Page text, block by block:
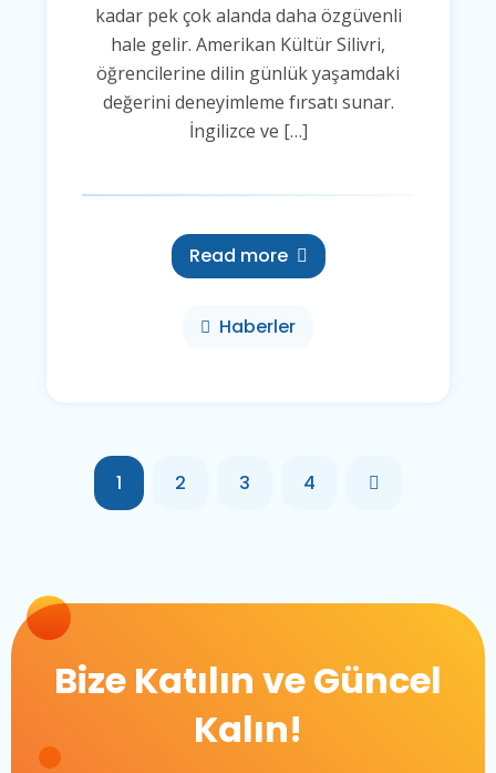
kadar pek çok alanda daha özgüvenli
hale gelir. Amerikan Kültür Silivri,
öğrencilerine dilin günlük yaşamdaki
değerini deneyimleme fırsatı sunar.
İngilizce ve […]
Read more
Haberler
1 2 3 4
Bize Katılın ve Güncel
Kalın!